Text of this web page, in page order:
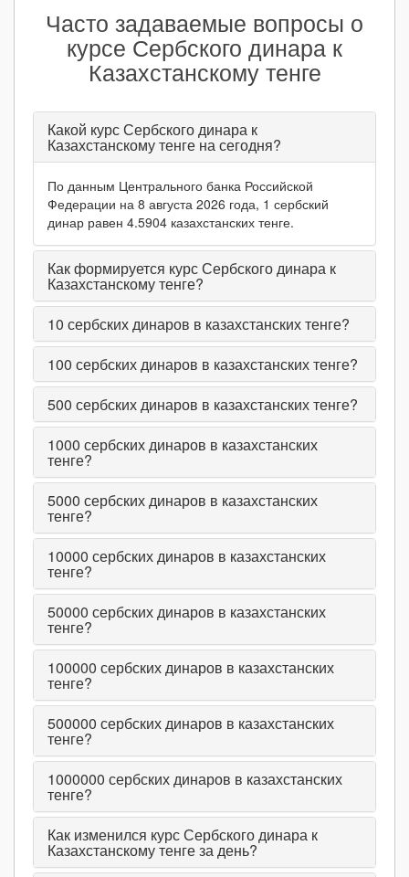
Часто задаваемые вопросы о
курсе Сербского динара к
Казахстанскому тенге
Какой курс Сербского динара к
Казахстанскому тенге на сегодня?
По данным Центрального банка Российской
Федерации на 8 августа 2026 года, 1 сербский
динар равен 4.5904 казахстанских тенге.
Как формируется курс Сербского динара к
Казахстанскому тенге?
10 сербских динаров в казахстанских тенге?
100 сербских динаров в казахстанских тенге?
500 сербских динаров в казахстанских тенге?
1000 сербских динаров в казахстанских
тенге?
5000 сербских динаров в казахстанских
тенге?
10000 сербских динаров в казахстанских
тенге?
50000 сербских динаров в казахстанских
тенге?
100000 сербских динаров в казахстанских
тенге?
500000 сербских динаров в казахстанских
тенге?
1000000 сербских динаров в казахстанских
тенге?
Как изменился курс Сербского динара к
Казахстанскому тенге за день?